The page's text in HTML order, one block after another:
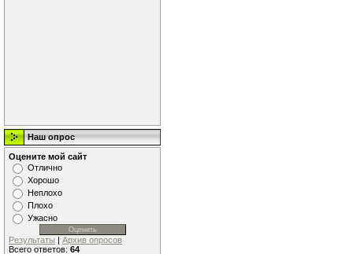
Наш опрос
Оцените мой сайт
Отлично
Хорошо
Неплохо
Плохо
Ужасно
Результаты | Архив опросов
Всего ответов: 64